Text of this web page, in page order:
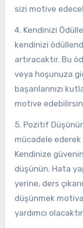
sizi motive
4. Kendinizi
kendinizi
artıracaktır. Bu
veya hoşunuza
başarılarınızı
motive
5. Pozitif
mücadele
Kendinize
düşünün. Hata
yerine, ders
düşünmek
yardımcı